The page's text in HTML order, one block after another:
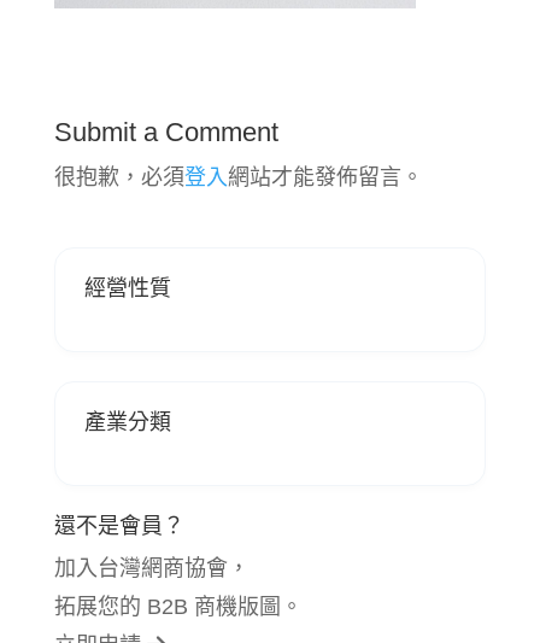
Submit a Comment
很抱歉，必須登入網站才能發佈留言。
經營性質
產業分類
還不是會員？
加入台灣網商協會，
拓展您的 B2B 商機版圖。